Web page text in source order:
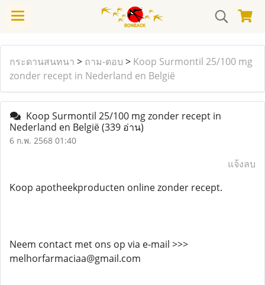
กระดานสนทนา > ถาม-ตอบ > Koop Surmontil 25/100 mg
zonder recept in Nederland en België
Koop Surmontil 25/100 mg zonder recept in
Nederland en België(339 อ่าน)
6 ก.พ. 2568 01:40
แจ้งลบ
Koop apotheekproducten online zonder recept.
Neem contact met ons op via e-mail >>>
melhorfarmaciaa@gmail.com